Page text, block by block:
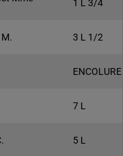
1 L 3/4
3 L 1/2
ENCOLURE
7 L
5 L